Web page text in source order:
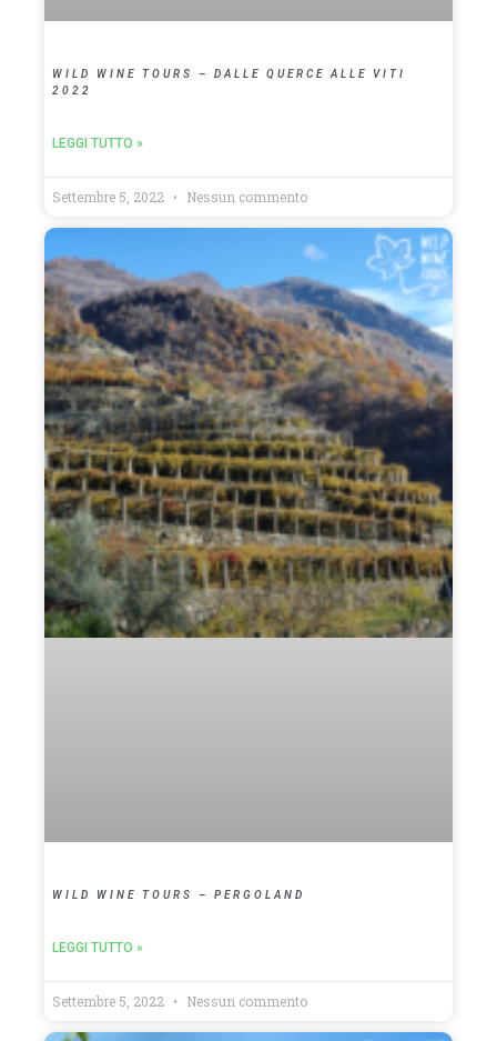
WILD WINE TOURS – DALLE QUERCE ALLE VITI
2022
LEGGI TUTTO »
Settembre 5, 2022 Nessun commento
WILD WINE TOURS – PERGOLAND
LEGGI TUTTO »
Settembre 5, 2022 Nessun commento